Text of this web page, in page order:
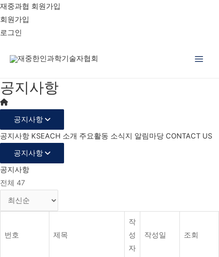
재중과협 회원가입
회원가입
로그인
공지사항
공지사항
공지사항 KSEACH 소개 주요활동 소식지 알림마당 CONTACT US
공지사항
공지사항
전체 47
번호 제목
작
성
자
작성일 조회